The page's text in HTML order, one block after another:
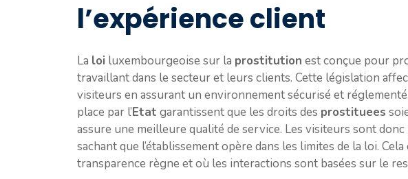
l’expérience client
La loi luxembourgeoise sur la prostitution est conçue pour
travaillant dans le secteur et leurs clients. Cette législation
visiteurs en assurant un environnement sécurisé et
place par l’Etat garantissent que les droits des prostituees
assure une meilleure qualité de service. Les visiteurs sont
sachant que l’établissement opère dans les limites de la loi.
transparence règne et où les interactions sont basées sur le